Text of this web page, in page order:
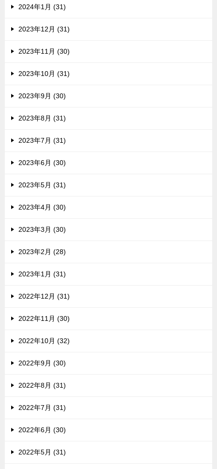
2024年1月 (31)
2023年12月 (31)
2023年11月 (30)
2023年10月 (31)
2023年9月 (30)
2023年8月 (31)
2023年7月 (31)
2023年6月 (30)
2023年5月 (31)
2023年4月 (30)
2023年3月 (30)
2023年2月 (28)
2023年1月 (31)
2022年12月 (31)
2022年11月 (30)
2022年10月 (32)
2022年9月 (30)
2022年8月 (31)
2022年7月 (31)
2022年6月 (30)
2022年5月 (31)